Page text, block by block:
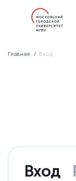
Главная Вход
Вход